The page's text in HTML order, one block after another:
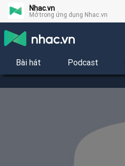
Nhac.vn
Mở trong ứng dụng Nhac.vn
Bài hát Podcast